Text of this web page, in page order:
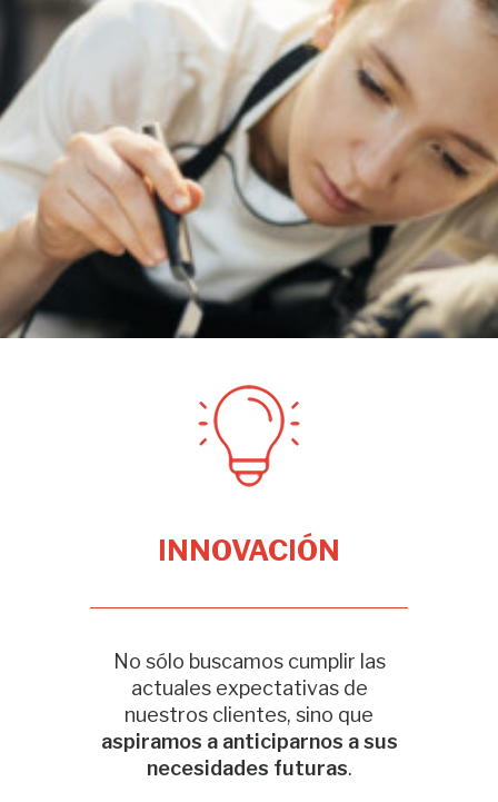
INNOVACIÓN
No sólo buscamos cumplir las
actuales expectativas de
nuestros clientes, sino que
aspiramos a anticiparnos a sus
necesidades futuras.